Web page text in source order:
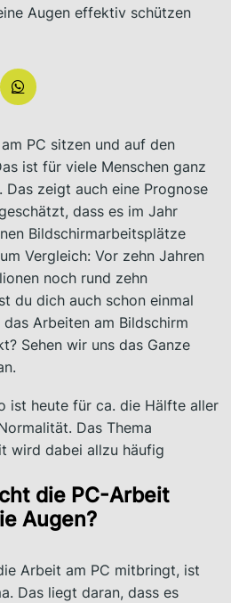
Augen effektiv schützen
PC sitzen und auf den
ist für viele Menschen ganz
Das zeigt auch eine Prognose
dass es im Jahr
Bildschirmarbeitsplätze
Vergleich: Vor zehn Jahren
noch rund zehn
du dich auch schon einmal
Arbeiten am Bildschirm
Sehen wir uns das Ganze
ist heute für ca. die Hälfte aller
Das Thema
wird dabei allzu häufig
die PC-Arbeit
Augen?
Arbeit am PC mitbringt, ist
Das liegt daran, dass es